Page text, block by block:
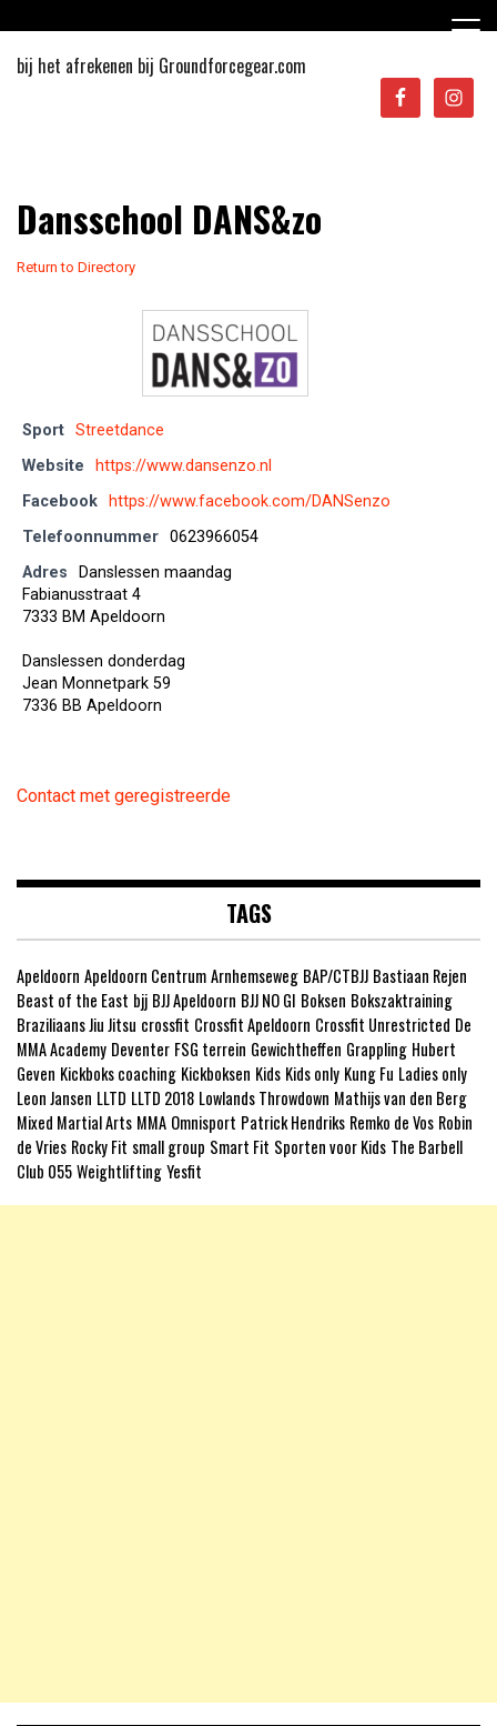
naar
inhoud
bij het afrekenen bij Groundforcegear.com
Sporten in Apeldoorn
Dansschool DANS&zo
Return to Directory
Sport Streetdance
Website
https://www.dansenzo.nl
Facebook
https://www.facebook.com/DANSenzo
Telefoonnummer 0623966054
Adres
Danslessen maandag
Fabianusstraat 4
7333 BM Apeldoorn
Danslessen donderdag
Jean Monnetpark 59
7336 BB Apeldoorn
Contact met geregistreerde
TAGS
Apeldoorn Apeldoorn CentrumArnhemseweg BAP/CTBJJ Bastiaan Rejen
Beast of the East bjj BJJ Apeldoorn BJJ NO GI Boksen Bokszaktraining
Braziliaans Jiu Jitsu crossfit Crossfit Apeldoorn Crossfit Unrestricted De
MMA Academy Deventer FSG terrein Gewichtheffen Grappling Hubert
Geven Kickboks coaching Kickboksen Kids Kids only Kung Fu Ladies only
Leon Jansen LLTD LLTD 2018 Lowlands Throwdown Mathijs van den Berg
Mixed Martial Arts MMA Omnisport Patrick Hendriks Remko de Vos Robin
de Vries Rocky Fit small group Smart Fit Sporten voor Kids The Barbell
Club 055WeightliftingYesfit